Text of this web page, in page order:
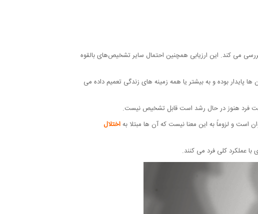
می کند. این ارزیابی همچنین احتمال سایر تشخیص‌های بالقوه
پایدار بوده و به بیشتر یا همه زمینه های زندگی تعمیم داده می
فرد هنوز در حال رشد است قابل تشخیص نیست.
و لزوماً به این معنا نیست که آن ها مبتلا بهاختلال
با عملکرد کلی فرد می کنند.